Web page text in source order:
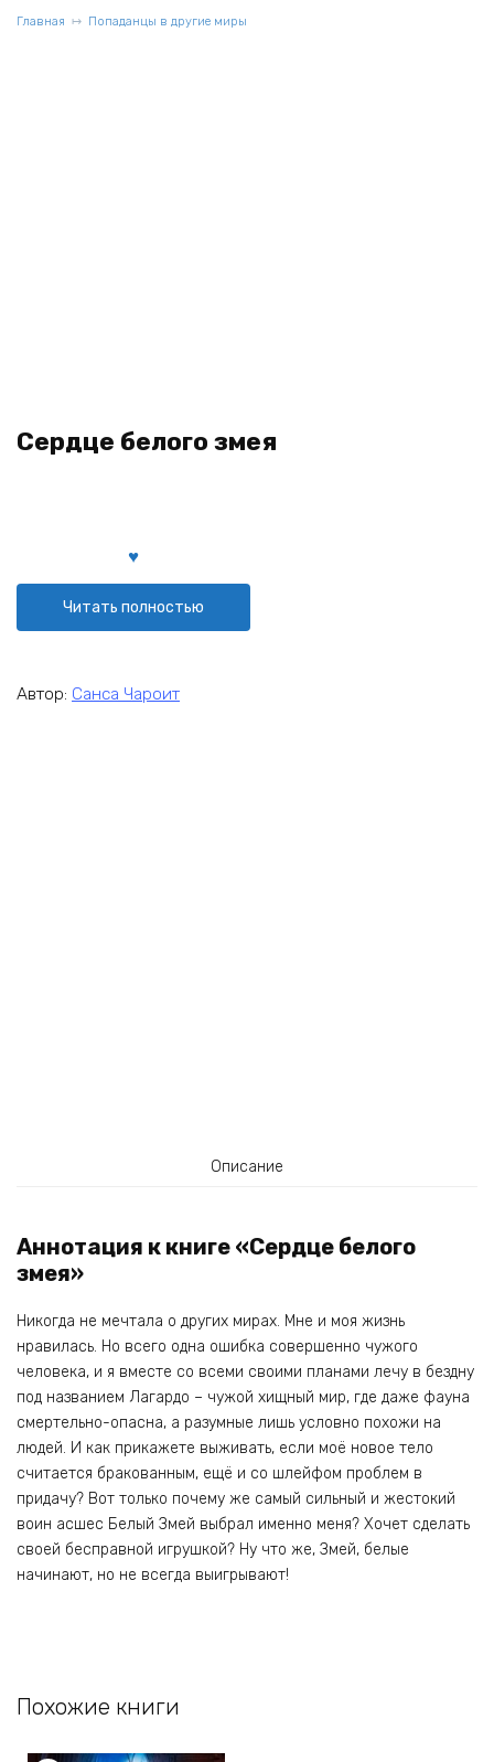
Главная Попаданцы в другие миры
Сердце белого змея
Читать полностью
Автор: Санса Чароит
Описание
Аннотация к книге «Сердце белого
змея»
Никогда не мечтала о других мирах. Мне и моя жизнь
нравилась. Но всего одна ошибка совершенно чужого
человека, и я вместе со всеми своими планами лечу в бездну
под названием Лагардо – чужой хищный мир, где даже фауна
смертельно-опасна, а разумные лишь условно похожи на
людей. И как прикажете выживать, если моё новое тело
считается бракованным, ещё и со шлейфом проблем в
придачу? Вот только почему же самый сильный и жестокий
воин асшес Белый Змей выбрал именно меня? Хочет сделать
своей бесправной игрушкой? Ну что же, Змей, белые
начинают, но не всегда выигрывают!
Похожие книги